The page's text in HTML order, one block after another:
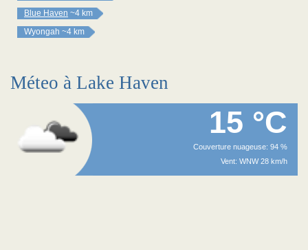
Blue Haven ~4 km
Wyongah ~4 km
Méteo à Lake Haven
15 °C
Couverture nuageuse: 94 %
Vent: WNW 28 km/h